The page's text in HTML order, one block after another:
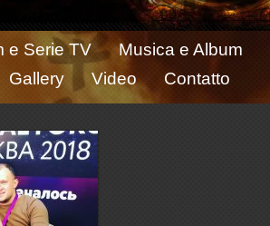
e Serie TV Musica e Album
Gallery Video Contatto